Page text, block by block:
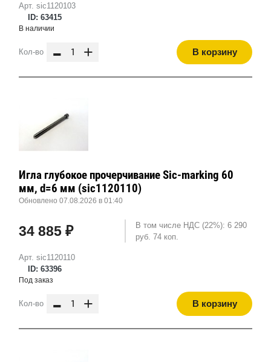
Арт. sic1120103
ID: 63415
В наличии
Кол-во - + В корзину
Арт. sic1120110
ID: 63396
Игла глубокое прочерчивание Sic-marking 60
мм, d=6 мм (sic1120110)
Обновлено 07.08.2026 в 01:40
34 885 ₽
В том числе НДС (22%): 6 290
руб. 74 коп.
Под заказ
Кол-во - + В корзину